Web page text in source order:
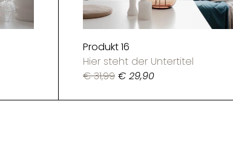
Produkt 16
Hier steht der Untertitel
€ 31,99 € 29,90